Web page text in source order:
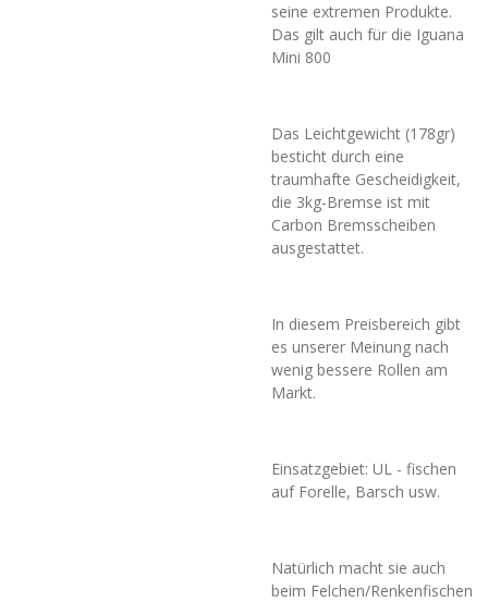
seine extremen Produkte.
Das gilt auch für die Iguana
Mini 800
Das Leichtgewicht (178gr)
besticht durch eine
traumhafte Gescheidigkeit,
die 3kg-Bremse ist mit
Carbon Bremsscheiben
ausgestattet.
In diesem Preisbereich gibt
es unserer Meinung nach
wenig bessere Rollen am
Markt.
Einsatzgebiet: UL - fischen
auf Forelle, Barsch usw.
Natürlich macht sie auch
beim Felchen/Renkenfischen